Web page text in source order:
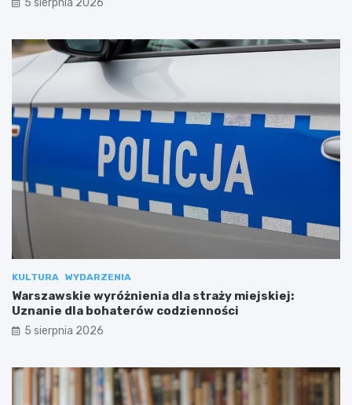
5 sierpnia 2026
KULTURA WYDARZENIA
Warszawskie wyróżnienia dla straży miejskiej:
Uznanie dla bohaterów codzienności
5 sierpnia 2026